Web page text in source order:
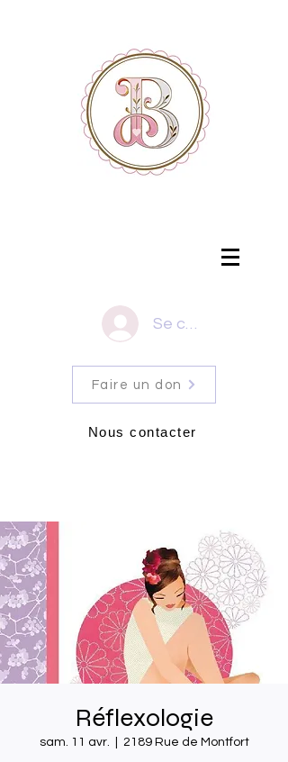
Se connecter
Faire un don
Nous contacter
Réflexologie
sam. 11 avr. 2189 Rue de Montfort